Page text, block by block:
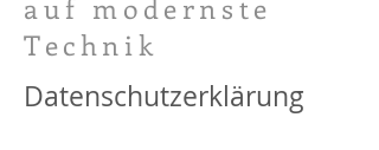
auf modernste
Technik
Datenschutzerklärung